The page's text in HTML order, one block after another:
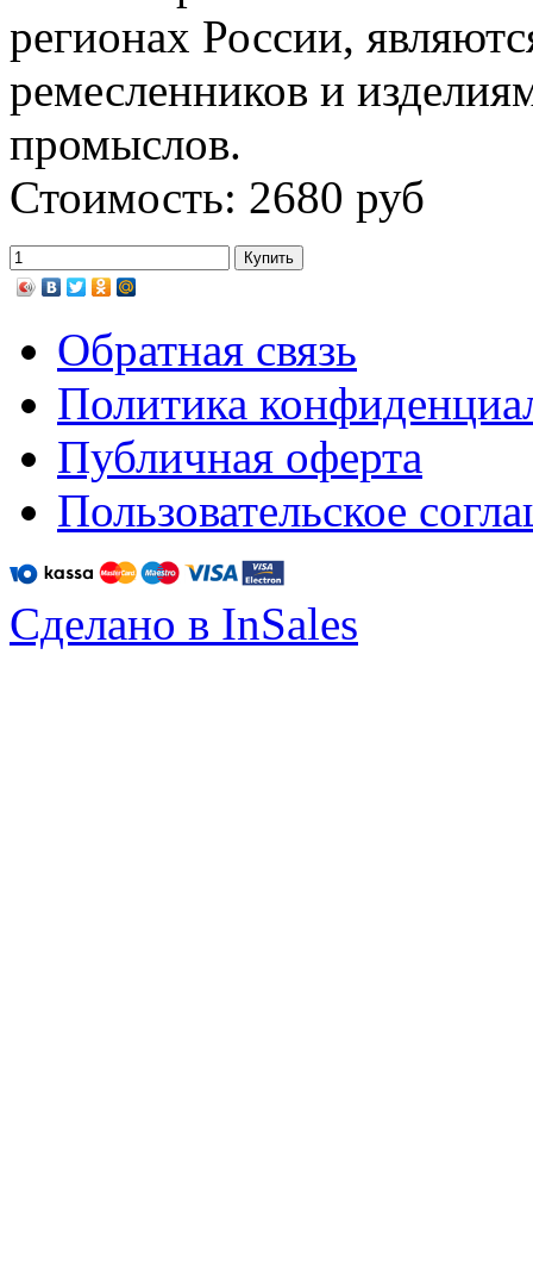
регионах России,
ремесленников и
промыслов.
Стоимость: 2680 руб
Обратная связь
Политика
Публичная оферта
Пользовательское
Сделано в InSales